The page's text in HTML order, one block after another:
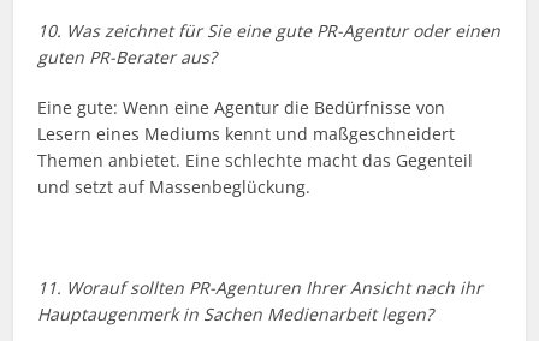
10. Was zeichnet für Sie eine gute PR-Agentur oder einen
guten PR-Berater aus?
Eine gute: Wenn eine Agentur die Bedürfnisse von
Lesern eines Mediums kennt und maßgeschneidert
Themen anbietet. Eine schlechte macht das Gegenteil
und setzt auf Massenbeglückung.
11. Worauf sollten PR-Agenturen Ihrer Ansicht nach ihr
Hauptaugenmerk in Sachen Medienarbeit legen?